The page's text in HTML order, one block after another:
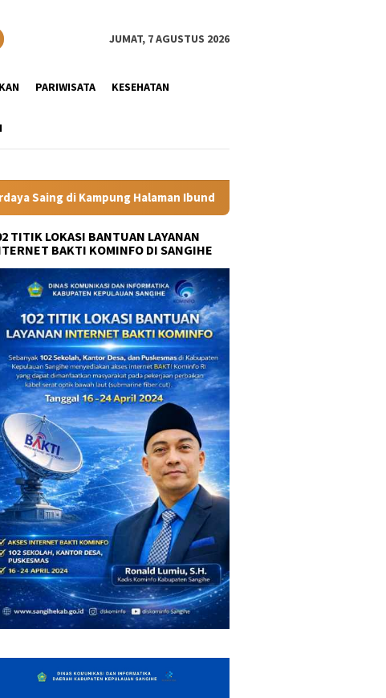
JUMAT, 7 AGUSTUS 2026
PARIWISATA KESEHATAN
Ibunda Presiden Labkesmas Minahasa Segera
TITIK LOKASI BANTUAN LAYANAN
BAKTI KOMINFO DI SANGIHE